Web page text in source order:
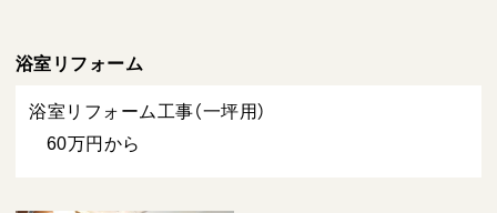
浴室リフォーム
浴室リフォーム工事（一坪用）
60万円から